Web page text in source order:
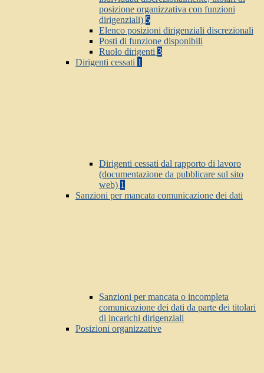
posizione organizzativa con funzioni
dirigenziali) 5
Elenco posizioni dirigenziali discrezionali
Posti di funzione disponibili
Ruolo dirigenti 3
Dirigenti cessati 1
Dirigenti cessati dal rapporto di lavoro
(documentazione da pubblicare sul sito
web) 1
Sanzioni per mancata comunicazione dei dati
Sanzioni per mancata o incompleta
comunicazione dei dati da parte dei titolari
di incarichi dirigenziali
Posizioni organizzative